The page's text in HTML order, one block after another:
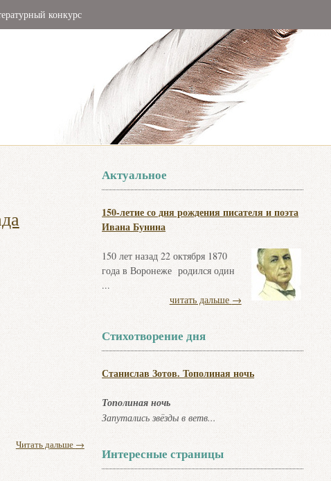
конкурс
Читать дальше →
Актуальное
150-летие со дня рождения писателя и поэта
Ивана Бунина
150 лет назад 22 октября 1870
года в Воронеже родился один
...
читать дальше →
Стихотворение дня
Станислав Зотов. Тополиная ночь
Тополиная ночь
Запутались звёзды в ветв...
Интересные страницы